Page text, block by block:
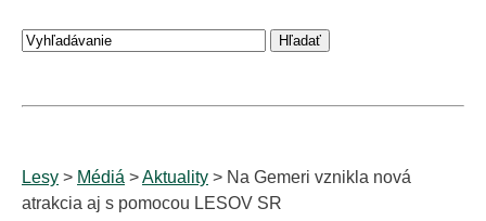
Lesy > Médiá >Aktuality > Na Gemeri vznikla nová
atrakcia aj s pomocou LESOV SR